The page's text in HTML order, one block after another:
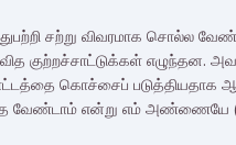
சற்று விவரமாக சொல்ல
குற்றச்சாட்டுக்கள் எழுந்தன.
கொச்சைப் படுத்தியதாக
வேண்டாம் என்று எம் அண்ணையே